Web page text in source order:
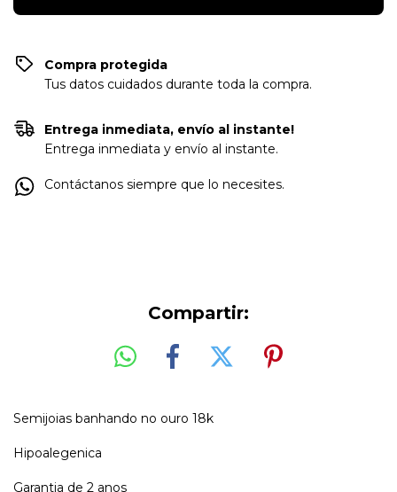
Compra protegida
Tus datos cuidados durante toda la compra.
Entrega inmediata, envío al instante!
Entrega inmediata y envío al instante.
Contáctanos siempre que lo necesites.
Compartir:
Semijoias banhando no ouro 18k
Hipoalegenica
Garantia de 2 anos